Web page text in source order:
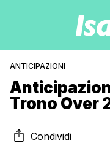
ANTICIPAZIONI
Trono Over
Condividi